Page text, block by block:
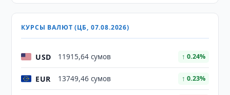
КУРСЫ ВАЛЮТ (ЦБ, 07.08.2026)
USD 11915,64 сумов ↑ 0.24%
EUR 13749,46 сумов ↑ 0.23%